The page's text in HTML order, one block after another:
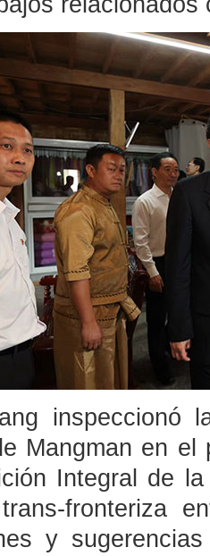
inspeccionó
Mangman en el
Integral de
fronteriza
y